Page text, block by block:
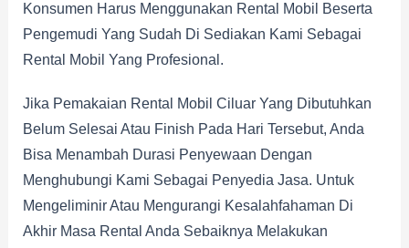
Konsumen Harus Menggunakan Rental Mobil Beserta
Pengemudi Yang Sudah Di Sediakan Kami Sebagai
Rental Mobil Yang Profesional.
Jika Pemakaian Rental Mobil Ciluar Yang Dibutuhkan
Belum Selesai Atau Finish Pada Hari Tersebut, Anda
Bisa Menambah Durasi Penyewaan Dengan
Menghubungi Kami Sebagai Penyedia Jasa. Untuk
Mengeliminir Atau Mengurangi Kesalahfahaman Di
Akhir Masa Rental Anda Sebaiknya Melakukan